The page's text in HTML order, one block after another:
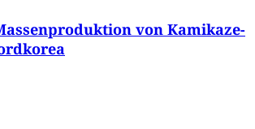
von Kamikaze-